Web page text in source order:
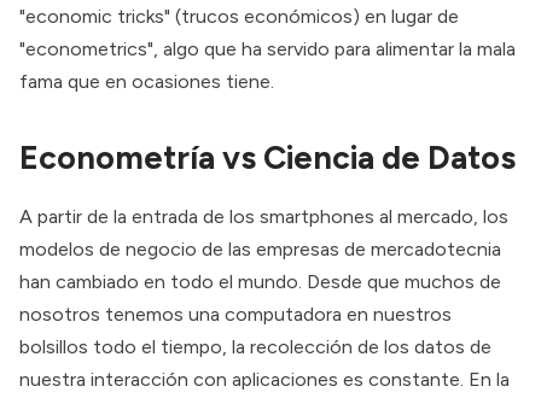
"economic tricks" (trucos económicos) en lugar de
"econometrics", algo que ha servido para alimentar la mala
fama que en ocasiones tiene.
Econometría vs Ciencia de Datos
A partir de la entrada de los smartphones al mercado, los
modelos de negocio de las empresas de mercadotecnia
han cambiado en todo el mundo. Desde que muchos de
nosotros tenemos una computadora en nuestros
bolsillos todo el tiempo, la recolección de los datos de
nuestra interacción con aplicaciones es constante. En la